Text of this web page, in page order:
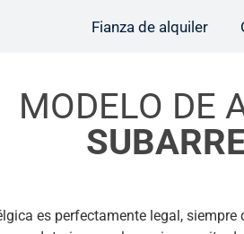
Fianza de alquiler
MODELO DE
es perfectamente legal,